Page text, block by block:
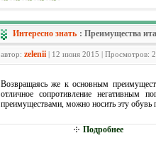
Интересно знать : Преимущества
автор: zelenii | 12 июня 2015 | Просмотров:
Возвращаясь же к основным
отличное сопротивление негативным
преимуществами, можно носить эту
Подробнее